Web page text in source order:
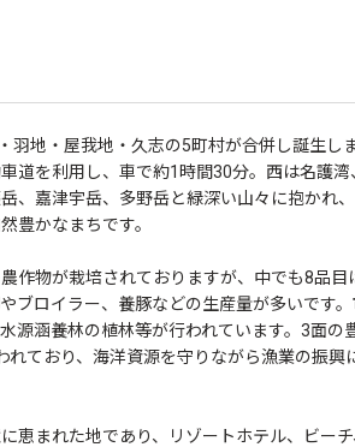
羽地・屋我地・久志の5町村が合併し誕生し
道を利用し、車で約1時間30分。西は名護
、嘉津宇岳、多野岳と緑深い山々に抱かれ
豊かなまちです。
作物が栽培されておりますが、中でも8品目
ブロイラー、養豚などの生産量が多いです
源涵養林の植林等が行われています。3面の
ており、海洋資源を守りながら漁業の振興
恵まれた地であり、リゾートホテル、ビー